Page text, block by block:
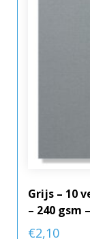
Grijs – 10
– 240 gsm
€2,10